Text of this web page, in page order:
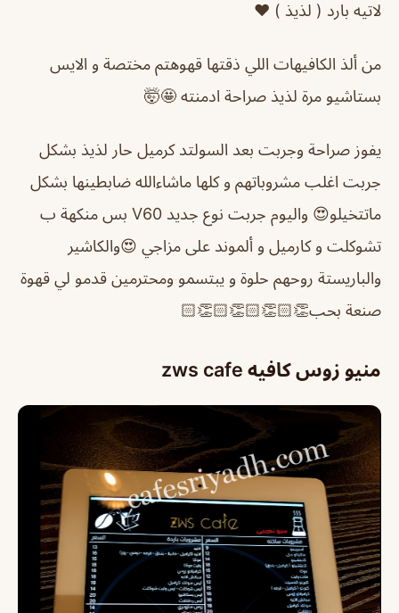
لاتيه بارد ( لذيذ ) ❤️
من ألذ الكافيهات اللي ذقتها قهوهتم مختصة و الايس
بستاشيو مرة لذيذ صراحة ادمنته 🤩🤯
يفوز صراحة وجربت بعد السولتد كرميل حار لذيذ بشكل
جربت اغلب مشروباتهم و كلها ماشاءالله ضابطينها بشكل
ماتتخيلو😍 واليوم جربت نوع جديد V60 بس منكهة ب
تشوكلت و كارميل و ألموند على مزاجي 😍والكاشير
والباريستة روحهم حلوة و يبتسمو ومحترمين قدمو لي قهوة
صنعة بحب👏🏻👏🏻👏🏻👏🏻
منيو زوس كافيه zws cafe